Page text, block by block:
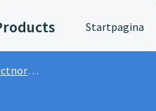
Startpagina